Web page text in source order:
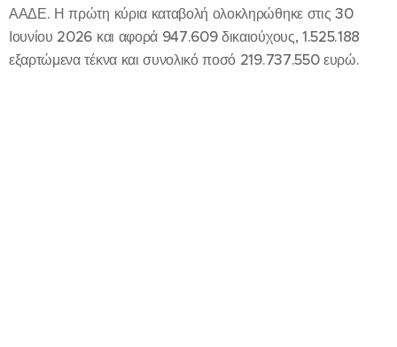
ΑΑΔΕ. Η πρώτη κύρια καταβολή ολοκληρώθηκε στις 30
Ιουνίου 2026 και αφορά 947.609 δικαιούχους, 1.525.188
εξαρτώμενα τέκνα και συνολικό ποσό 219.737.550 ευρώ.